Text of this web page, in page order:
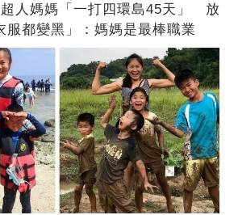
人媽媽「一打四環島45天」 放
服都變黑」：媽媽是最棒職業